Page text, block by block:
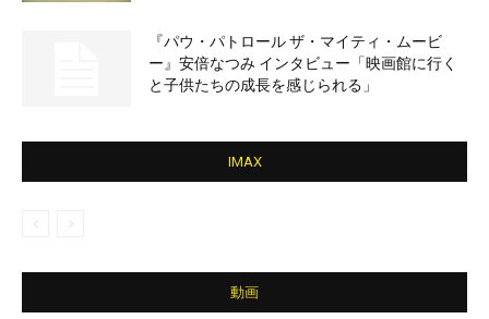
『パウ・パトロール ザ・マイティ・ムービ
ー』安倍なつみ インタビュー「映画館に行く
と子供たちの成長を感じられる」
IMAX
動画